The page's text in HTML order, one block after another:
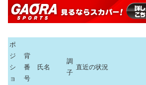
ポ
ジ
シ
ョ
背
番
号
氏名
調
子
直近の状況